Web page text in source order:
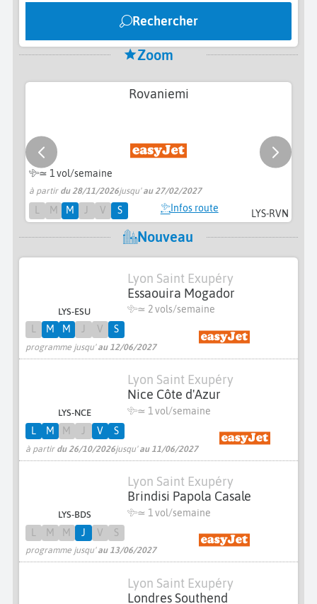
Rechercher
Zoom
LYS-RVN
Rovaniemi
≃ 1 vol/semaine
à partir du 28/11/2026jusqu'au 27/02/2027
L M M J V S Infos route
Nouveau
LYS-ESU
Lyon Saint Exupéry
Essaouira Mogador
≃ 2 vols/semaine
programme jusqu'au 12/06/2027
L M M J V S
LYS-NCE
Lyon Saint Exupéry
Nice Côte d'Azur
≃ 1 vol/semaine
à partir du 26/10/2026jusqu'au 11/06/2027
L M M V S
LYS-BDS
Lyon Saint Exupéry
Brindisi Papola Casale
≃ 1 vol/semaine
programme jusqu'au 13/06/2027
M M J V S
Lyon Saint Exupéry
Londres Southend